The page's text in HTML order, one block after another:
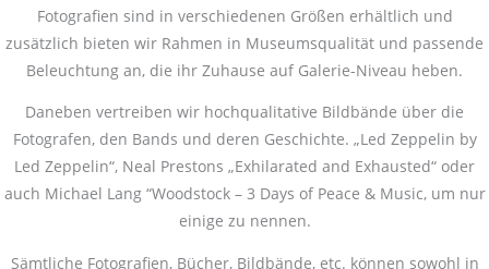
Fotografien sind in verschiedenen Größen erhältlich und
zusätzlich bieten wir Rahmen in Museumsqualität und passende
Beleuchtung an, die ihr Zuhause auf Galerie-Niveau heben.
Daneben vertreiben wir hochqualitative Bildbände über die
Fotografen, den Bands und deren Geschichte. „Led Zeppelin by
Led Zeppelin“, Neal Prestons „Exhilarated and Exhausted“ oder
auch Michael Lang “Woodstock – 3 Days of Peace & Music, um nur
einige zu nennen.
Sämtliche Fotografien, Bücher, Bildbände, etc. können sowohl in